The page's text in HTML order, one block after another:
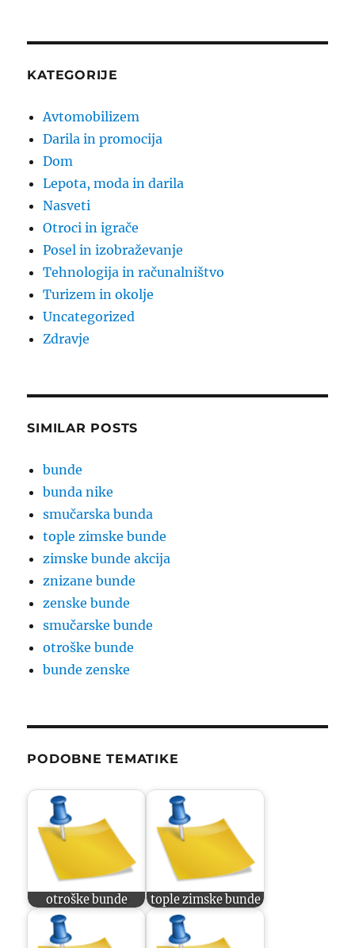
KATEGORIJE
Avtomobilizem
Darila in promocija
Dom
Lepota, moda in darila
Nasveti
Otroci in igrače
Posel in izobraževanje
Tehnologija in računalništvo
Turizem in okolje
Uncategorized
Zdravje
SIMILAR POSTS
bunde
bunda nike
smučarska bunda
tople zimske bunde
zimske bunde akcija
znizane bunde
zenske bunde
smučarske bunde
otroške bunde
bunde zenske
PODOBNE TEMATIKE
otroške bunde tople zimske bunde